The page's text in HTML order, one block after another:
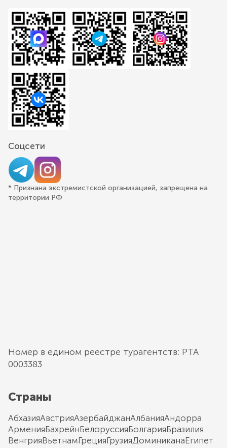
Соцсети
* Признана экстремистской организацией, запрещена на
территории РФ
Номер в едином реестре турагентств: РТА
0003383
Страны
АбхазияАвстрияАзербайджанАлбанияАндорра
АрменияБахрейнБелоруссияБолгарияБразилия
ВенгрияВьетнамГрецияГрузияДоминиканаЕгипет